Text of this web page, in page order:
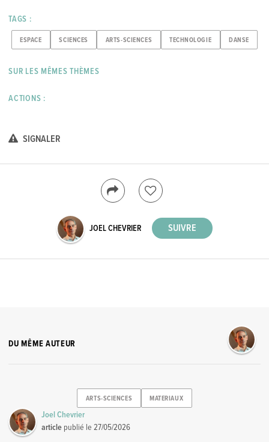
TAGS :
ESPACE SCIENCES ARTS-SCIENCES TECHNOLOGIE DANSE
SUR LES MÊMES THÈMES
ACTIONS :
SIGNALER
JOEL CHEVRIER
DU MÊME AUTEUR
ARTS-SCIENCES MATERIAUX
Joel Chevrier
article publié le27/05/2026